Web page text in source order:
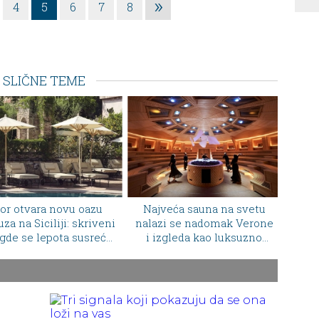
4 5 6 7 8
SLIČNE TEME
Najveća sauna na svetu
nalazi se nadomak Verone
i izgleda kao luksuzno
Ovo penušavo vino menja
način na koji gledamo
Majorku